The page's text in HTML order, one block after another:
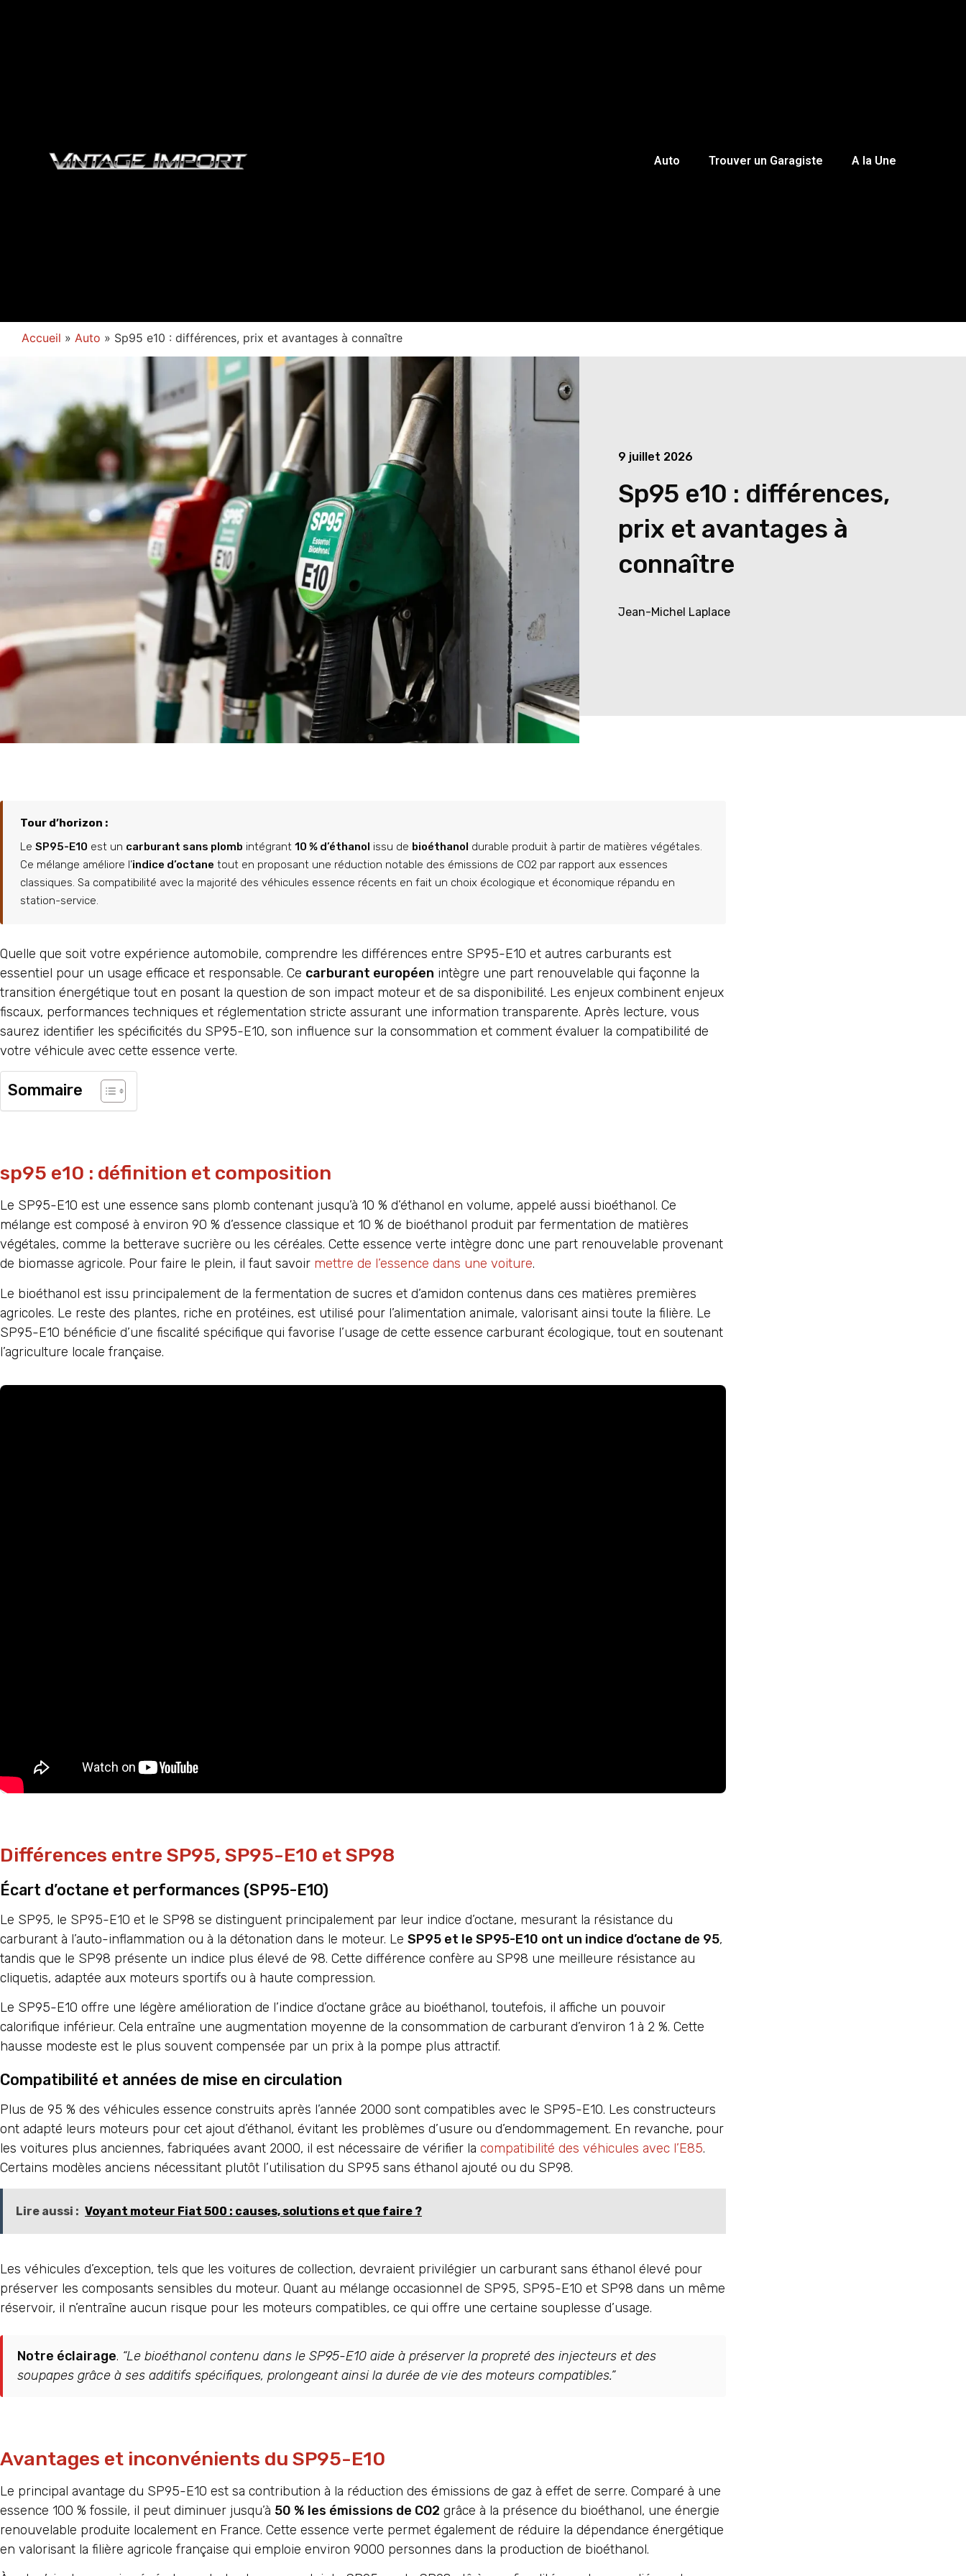
Auto Trouver un Garagiste A la Une
Accueil » Auto » Sp95 e10 : différences, prix et avantages à connaître
9 juillet 2026
Sp95 e10 : différences,
prix et avantages à
connaître
Jean-Michel Laplace
Tour d’horizon :
Le SP95-E10 est un carburant sans plomb intégrant 10 % d’éthanol issu de bioéthanol durable produit à partir de matières végétales.
Ce mélange améliore l’indice d’octane tout en proposant une réduction notable des émissions de CO2 par rapport aux essences
classiques. Sa compatibilité avec la majorité des véhicules essence récents en fait un choix écologique et économique répandu en
station-service.
Quelle que soit votre expérience automobile, comprendre les différences entre SP95-E10 et autres carburants est
essentiel pour un usage efficace et responsable. Ce carburant européen intègre une part renouvelable qui façonne la
transition énergétique tout en posant la question de son impact moteur et de sa disponibilité. Les enjeux combinent enjeux
fiscaux, performances techniques et réglementation stricte assurant une information transparente. Après lecture, vous
saurez identifier les spécificités du SP95-E10, son influence sur la consommation et comment évaluer la compatibilité de
votre véhicule avec cette essence verte.
Sommaire
sp95 e10 : définition et composition
Le SP95-E10 est une essence sans plomb contenant jusqu’à 10 % d’éthanol en volume, appelé aussi bioéthanol. Ce
mélange est composé à environ 90 % d’essence classique et 10 % de bioéthanol produit par fermentation de matières
végétales, comme la betterave sucrière ou les céréales. Cette essence verte intègre donc une part renouvelable provenant
de biomasse agricole. Pour faire le plein, il faut savoir mettre de l’essence dans une voiture.
Le bioéthanol est issu principalement de la fermentation de sucres et d’amidon contenus dans ces matières premières
agricoles. Le reste des plantes, riche en protéines, est utilisé pour l’alimentation animale, valorisant ainsi toute la filière. Le
SP95-E10 bénéficie d’une fiscalité spécifique qui favorise l’usage de cette essence carburant écologique, tout en soutenant
l’agriculture locale française.
Différences entre SP95, SP95-E10 et SP98
Écart d’octane et performances (SP95-E10)
Le SP95, le SP95-E10 et le SP98 se distinguent principalement par leur indice d’octane, mesurant la résistance du
carburant à l’auto-inflammation ou à la détonation dans le moteur. Le SP95 et le SP95-E10 ont un indice d’octane de 95,
tandis que le SP98 présente un indice plus élevé de 98. Cette différence confère au SP98 une meilleure résistance au
cliquetis, adaptée aux moteurs sportifs ou à haute compression.
Le SP95-E10 offre une légère amélioration de l’indice d’octane grâce au bioéthanol, toutefois, il affiche un pouvoir
calorifique inférieur. Cela entraîne une augmentation moyenne de la consommation de carburant d’environ 1 à 2 %. Cette
hausse modeste est le plus souvent compensée par un prix à la pompe plus attractif.
Compatibilité et années de mise en circulation
Plus de 95 % des véhicules essence construits après l’année 2000 sont compatibles avec le SP95-E10. Les constructeurs
ont adapté leurs moteurs pour cet ajout d’éthanol, évitant les problèmes d’usure ou d’endommagement. En revanche, pour
les voitures plus anciennes, fabriquées avant 2000, il est nécessaire de vérifier la compatibilité des véhicules avec l’E85.
Certains modèles anciens nécessitant plutôt l’utilisation du SP95 sans éthanol ajouté ou du SP98.
Lire aussi : Voyant moteur Fiat 500 : causes, solutions et que faire ?
Les véhicules d’exception, tels que les voitures de collection, devraient privilégier un carburant sans éthanol élevé pour
préserver les composants sensibles du moteur. Quant au mélange occasionnel de SP95, SP95-E10 et SP98 dans un même
réservoir, il n’entraîne aucun risque pour les moteurs compatibles, ce qui offre une certaine souplesse d’usage.
Notre éclairage. “Le bioéthanol contenu dans le SP95-E10 aide à préserver la propreté des injecteurs et des
soupapes grâce à ses additifs spécifiques, prolongeant ainsi la durée de vie des moteurs compatibles.”
Avantages et inconvénients du SP95-E10
Le principal avantage du SP95-E10 est sa contribution à la réduction des émissions de gaz à effet de serre. Comparé à une
essence 100 % fossile, il peut diminuer jusqu’à 50 % les émissions de CO2 grâce à la présence du bioéthanol, une énergie
renouvelable produite localement en France. Cette essence verte permet également de réduire la dépendance énergétique
en valorisant la filière agricole française qui emploie environ 9000 personnes dans la production de bioéthanol.